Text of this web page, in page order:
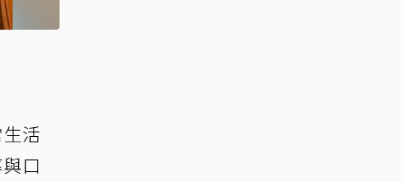
活
口